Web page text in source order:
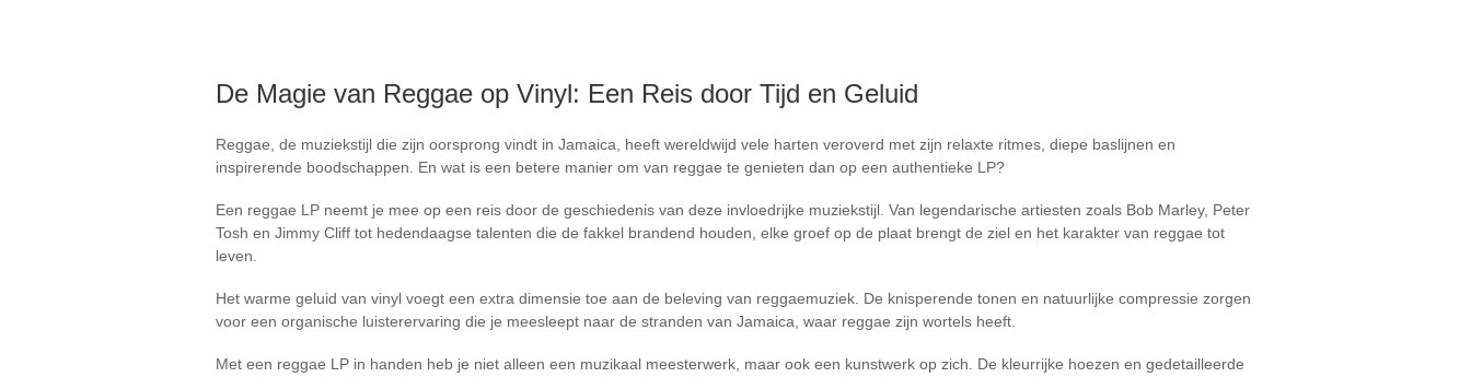
De Magie van Reggae op Vinyl: Een Reis door Tijd en Geluid
Reggae, de muziekstijl die zijn oorsprong vindt in Jamaica, heeft wereldwijd vele harten veroverd met zijn relaxte ritmes, diepe baslijnen en
inspirerende boodschappen. En wat is een betere manier om van reggae te genieten dan op een authentieke LP?
Een reggae LP neemt je mee op een reis door de geschiedenis van deze invloedrijke muziekstijl. Van legendarische artiesten zoals Bob Marley, Peter
Tosh en Jimmy Cliff tot hedendaagse talenten die de fakkel brandend houden, elke groef op de plaat brengt de ziel en het karakter van reggae tot
leven.
Het warme geluid van vinyl voegt een extra dimensie toe aan de beleving van reggaemuziek. De knisperende tonen en natuurlijke compressie zorgen
voor een organische luisterervaring die je meesleept naar de stranden van Jamaica, waar reggae zijn wortels heeft.
Met een reggae LP in handen heb je niet alleen een muzikaal meesterwerk, maar ook een kunstwerk op zich. De kleurrijke hoezen en gedetailleerde